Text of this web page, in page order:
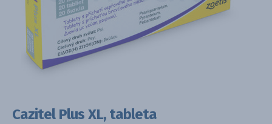
Cazitel Plus XL, tableta